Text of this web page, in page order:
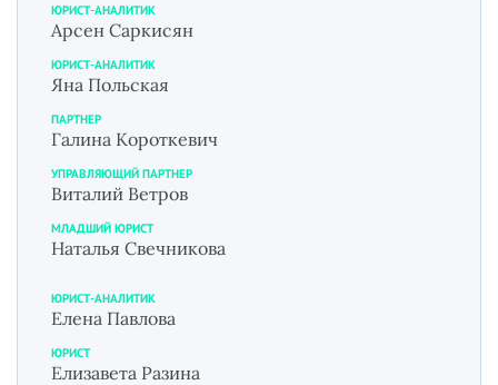
ЮРИСТ-АНАЛИТИК
Арсен Саркисян
ЮРИСТ-АНАЛИТИК
Яна Польская
ПАРТНЕР
Галина Короткевич
УПРАВЛЯЮЩИЙ ПАРТНЕР
Виталий Ветров
МЛАДШИЙ ЮРИСТ
Наталья Свечникова
ЮРИСТ-АНАЛИТИК
Елена Павлова
ЮРИСТ
Елизавета Разина